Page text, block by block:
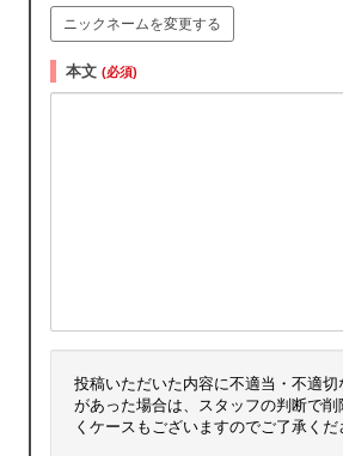
ニックネームを変更する
本文 (必須)
投稿いただいた内容に不適当・不適
があった場合は、スタッフの判断で
くケースもございますのでご了承くだ